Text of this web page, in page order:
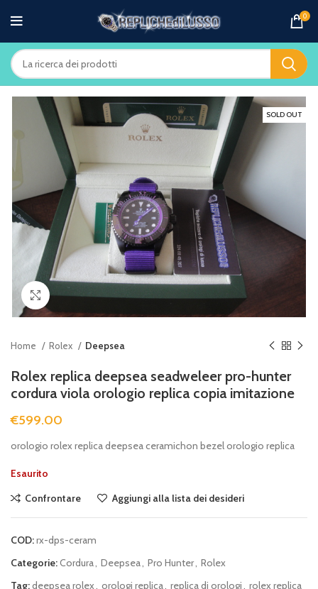
0
SOLD OUT
Clicca per ingrandire
Home Rolex Deepsea
Rolex replica deepsea seadweleer pro-hunter
cordura viola orologio replica copia imitazione
€599.00
orologio rolex replica deepsea ceramichon bezel orologio replica
Esaurito
Confrontare
Aggiungi alla lista dei desideri
COD:rx-dps-ceram
Categorie:Cordura Deepsea Pro Hunter Rolex
Tag:deepsea rolex orologi replica replica di orologi
rolex replica